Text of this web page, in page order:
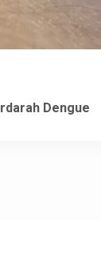
Dengue